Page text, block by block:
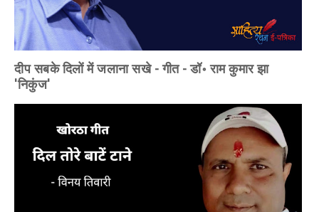
दीप सबके दिलों में जलाना सखे - गीत - डॉ॰ राम कुमार झा
'निकुंज'